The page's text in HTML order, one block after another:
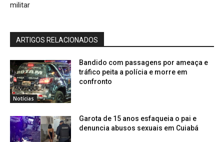
militar
ARTIGOS RELACIONADOS
Notícias
Bandido com passagens por ameaça e
tráfico peita a polícia e morre em
confronto
Garota de 15 anos esfaqueia o pai e
denuncia abusos sexuais em Cuiabá